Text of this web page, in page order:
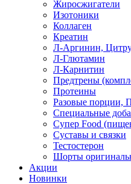
Жиросжигатели
Изотоники
Коллаген
Креатин
Л-Аргинин,
Л-Глютамин
Л-Карнитин
Предтрены
Протеины
Разовые порции,
Специальные
Супер Food
Суставы и связки
Тестостерон
Шорты
Акции
Новинки